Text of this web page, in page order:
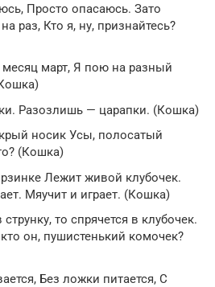
Просто опасаюсь. Зато
раз, Кто я, ну, признайтесь?
март, Я пою на разный
Разозлишь — царапки. (Кошка)
носик Усы, полосатый
(Кошка)
Лежит живой клубочек.
Мяучит и играет. (Кошка)
то спрячется в клубочек.
он, пушистенький комочек?
Без ложки питается, С